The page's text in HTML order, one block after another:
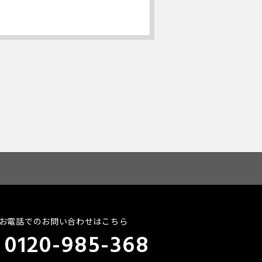
お電話でのお問い合わせはこちら
0120-985-368